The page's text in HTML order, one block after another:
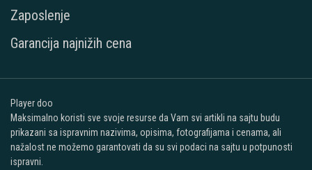
Zaposlenje
Garancija najnižih cena
Player doo
Maksimalno koristi sve svoje resurse da Vam svi artikli na sajtu budu
prikazani sa ispravnim nazivima, opisima, fotografijama i cenama, ali
nažalost ne možemo garantovati da su svi podaci na sajtu u potpunosti
ispravni.